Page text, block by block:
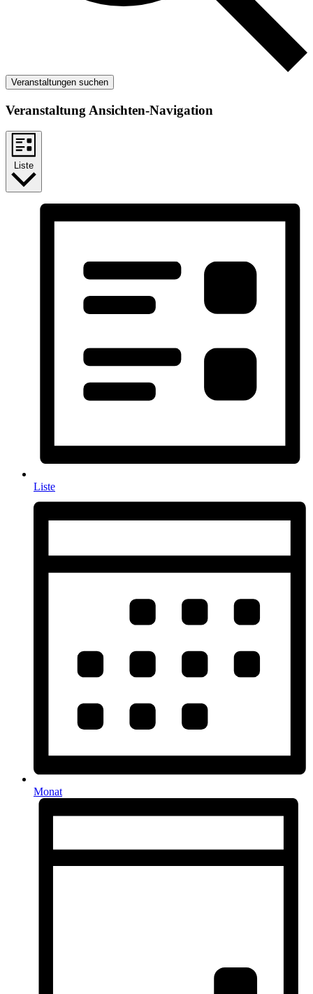
Veranstaltungen suchen
Veranstaltung Ansichten-Navigation
Liste
Liste
Monat